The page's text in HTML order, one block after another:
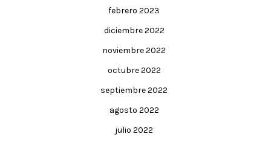
febrero 2023
diciembre 2022
noviembre 2022
octubre 2022
septiembre 2022
agosto 2022
julio 2022